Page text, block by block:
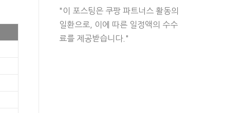
"이 포스팅은 쿠팡 파트너스 활동의
일환으로, 이에 따른 일정액의 수수
료를 제공받습니다."